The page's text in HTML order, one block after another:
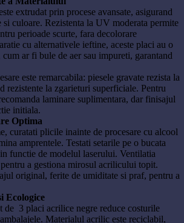
extrudat prin procese avansate, asigurand
culoare. Rezistenta la UV moderata permite
perioade scurte, fara decolorare
cu alternativele ieftine, aceste placi au o
cum ar fi bule de aer sau impureti, garantand
este remarcabila: piesele gravate rezista la
rezistente la zgarieturi superficiale. Pentru
laminare suplimentara, dar finisajul
initiala.
Optima
curatati plicile inainte de procesare cu alcool
amprentele. Testati setarile pe o bucata
functie de modelul laserului. Ventilatia
pentru a gestiona mirosul acrilicului topit.
original, ferite de umiditate si praf, pentru a
Ecologice
de 3 placi acrilice negre reduce costurile
Materialul acrilic este reciclabil,